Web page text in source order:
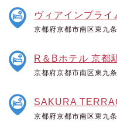
ヴィアインプライ
京都府京都市南区東九
R＆Bホテル 京都
京都府京都市南区東九
SAKURA
京都府京都市南区東九